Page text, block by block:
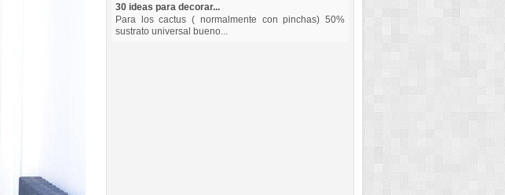
30 ideas para decorar...
Para los cactus ( normalmente con pinchas) 50%
sustrato universal bueno...